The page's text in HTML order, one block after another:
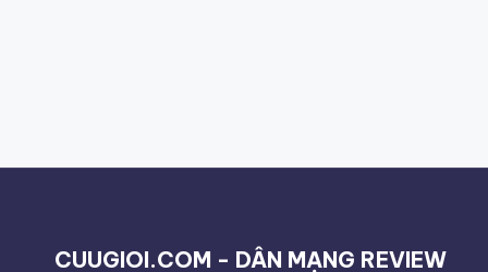
CUUGIOI.COM - DÂN MẠNG REVIEW